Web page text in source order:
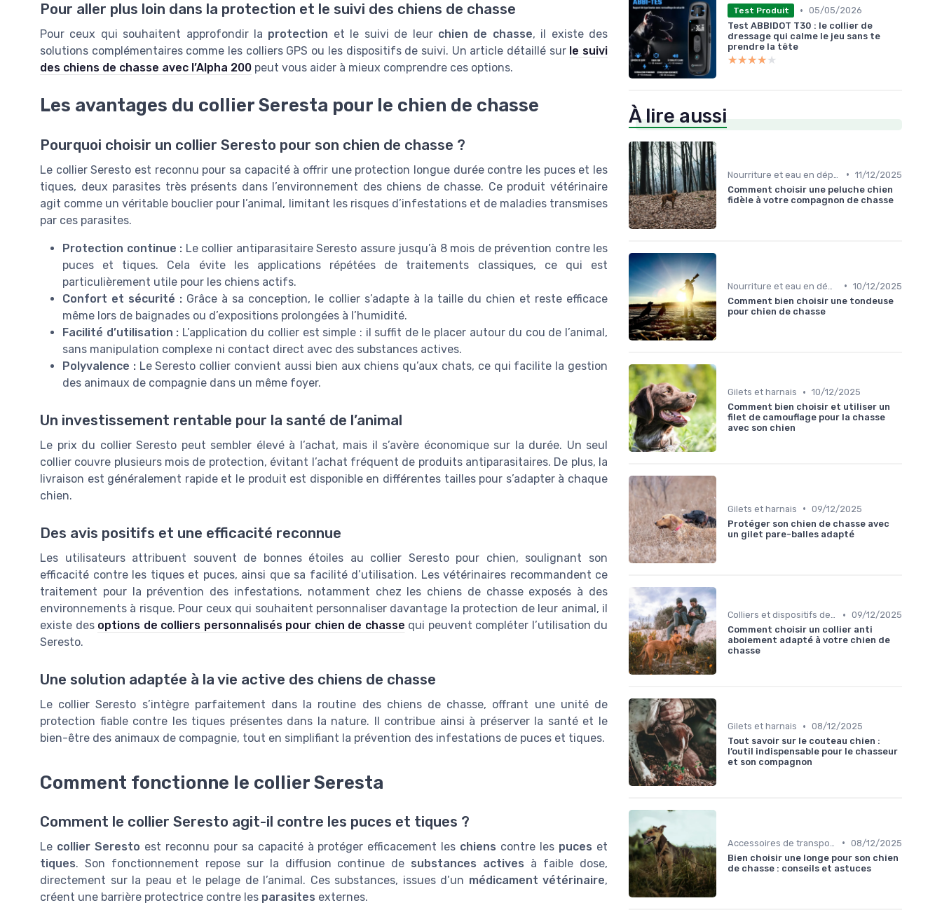
Pour aller plus loin dans la protection et le suivi des chiens de chasse
Pour ceux qui souhaitent approfondir la protection et le suivi de leur chien de chasse, il existe des
solutions complémentaires comme les colliers GPS ou les dispositifs de suivi. Un article détaillé sur le suivi
des chiens de chasse avec l’Alpha 200 peut vous aider à mieux comprendre ces options.
Les avantages du collier Seresta pour le chien de chasse
Pourquoi choisir un collier Seresto pour son chien de chasse ?
Le collier Seresto est reconnu pour sa capacité à offrir une protection longue durée contre les puces et les
tiques, deux parasites très présents dans l’environnement des chiens de chasse. Ce produit vétérinaire
agit comme un véritable bouclier pour l’animal, limitant les risques d’infestations et de maladies transmises
par ces parasites.
Protection continue : Le collier antiparasitaire Seresto assure jusqu’à 8 mois de prévention contre les
puces et tiques. Cela évite les applications répétées de traitements classiques, ce qui est
particulièrement utile pour les chiens actifs.
Confort et sécurité : Grâce à sa conception, le collier s’adapte à la taille du chien et reste efficace
même lors de baignades ou d’expositions prolongées à l’humidité.
Facilité d’utilisation : L’application du collier est simple : il suffit de le placer autour du cou de l’animal,
sans manipulation complexe ni contact direct avec des substances actives.
Polyvalence :Le Seresto collier convient aussi bien aux chiens qu’aux chats, ce qui facilite la gestion
des animaux de compagnie dans un même foyer.
Un investissement rentable pour la santé de l’animal
Le prix du collier Seresto peut sembler élevé à l’achat, mais il s’avère économique sur la durée. Un seul
collier couvre plusieurs mois de protection, évitant l’achat fréquent de produits antiparasitaires. De plus, la
livraison est généralement rapide et le produit est disponible en différentes tailles pour s’adapter à chaque
chien.
Des avis positifs et une efficacité reconnue
Les utilisateurs attribuent souvent de bonnes étoiles au collier Seresto pour chien, soulignant son
efficacité contre les tiques et puces, ainsi que sa facilité d’utilisation. Les vétérinaires recommandent ce
traitement pour la prévention des infestations, notamment chez les chiens de chasse exposés à des
environnements à risque. Pour ceux qui souhaitent personnaliser davantage la protection de leur animal, il
existe des options de colliers personnalisés pour chien de chasse qui peuvent compléter l’utilisation du
Seresto.
Une solution adaptée à la vie active des chiens de chasse
Le collier Seresto s’intègre parfaitement dans la routine des chiens de chasse, offrant une unité de
protection fiable contre les tiques présentes dans la nature. Il contribue ainsi à préserver la santé et le
bien-être des animaux de compagnie, tout en simplifiant la prévention des infestations de puces et tiques.
Comment fonctionne le collier Seresta
Comment le collier Seresto agit-il contre les puces et tiques ?
Le collier Seresto est reconnu pour sa capacité à protéger efficacement les chiens contre les puces et
tiques. Son fonctionnement repose sur la diffusion continue de substances actives à faible dose,
directement sur la peau et le pelage de l’animal. Ces substances, issues d’un médicament vétérinaire,
créent une barrière protectrice contre les parasites externes.
Test Produit • 05/05/2026
Test ABBIDOT T30 : le collier de
dressage qui calme le jeu sans te
prendre la tête
★★★★★
★★★★★
À lire aussi
• 11/12/2025
Comment choisir une peluche chien
fidèle à votre compagnon de chasse
• 10/12/2025
Comment bien choisir une tondeuse
pour chien de chasse
Gilets et harnais • 10/12/2025
Comment bien choisir et utiliser un
filet de camouflage pour la chasse
avec son chien
Gilets et harnais • 09/12/2025
Protéger son chien de chasse avec
un gilet pare-balles adapté
Colliers et dispositifs de suivi • 09/12/2025
Comment choisir un collier anti
aboiement adapté à votre chien de
chasse
Gilets et harnais • 08/12/2025
Tout savoir sur le couteau chien :
l’outil indispensable pour le chasseur
et son compagnon
• 08/12/2025
Bien choisir une longe pour son chien
de chasse : conseils et astuces